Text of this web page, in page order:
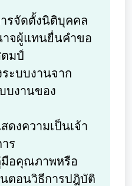
ารจัดตั้งนิติบุคคล
จผู้แทนยื่นคำขอ
มป์
ระบบงานจาก
บงานของ
ดงความเป็นเจ้า
ร
มือคุณภาพหรือ
ตอนวิธีการปฎิบัติ